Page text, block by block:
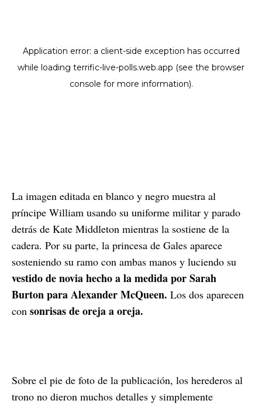
La imagen editada en blanco y negro muestra al
príncipe William usando su uniforme militar y parado
detrás de Kate Middleton mientras la sostiene de la
cadera. Por su parte, la princesa de Gales aparece
sosteniendo su ramo con ambas manos y luciendo su
vestido de novia hecho a la medida por Sarah
Burton para Alexander McQueen. Los dos aparecen
con sonrisas de oreja a oreja.
Sobre el pie de foto de la publicación, los herederos al
trono no dieron muchos detalles y simplemente